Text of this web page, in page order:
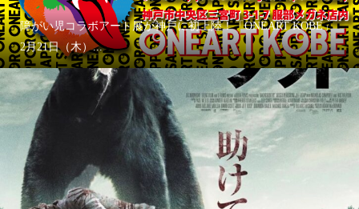
障がい児コラボアート展が神戸に初上陸！「ONEART KOBE」
2月21日（木）...